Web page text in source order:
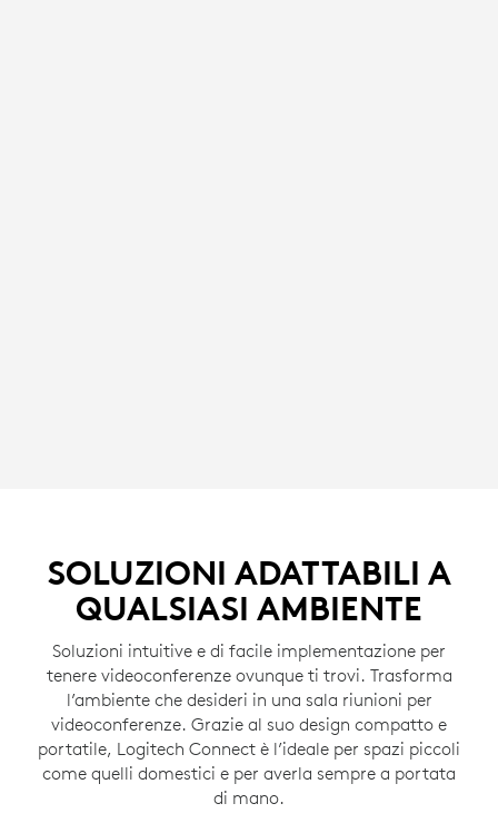
SOLUZIONI ADATTABILI A
QUALSIASI AMBIENTE
Soluzioni intuitive e di facile implementazione per
tenere videoconferenze ovunque ti trovi. Trasforma
l’ambiente che desideri in una sala riunioni per
videoconferenze. Grazie al suo design compatto e
portatile, Logitech Connect è l’ideale per spazi piccoli
come quelli domestici e per averla sempre a portata
di mano.